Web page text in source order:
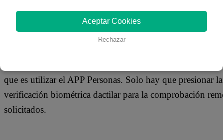
ingresando al Portal de la SUNAT (www.sunat.gob.pe).
El 85% de los contribuyentes empleó un celular para
que es utilizar el APP Personas. Solo hay que presionar
verificación biométrica dactilar para la comprobación
solicitados.
Aceptar Cookies
Rechazar